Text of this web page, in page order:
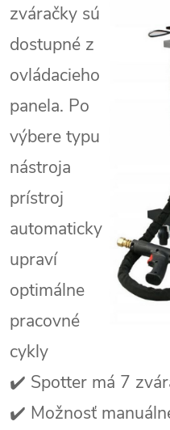
zváračky sú
dostupné z
ovládacieho
panela. Po
výbere typu
nástroja
prístroj
automaticky
upraví
optimálne
pracovné
cykly
✔️ Spotter má 7
✔️ Možnosť